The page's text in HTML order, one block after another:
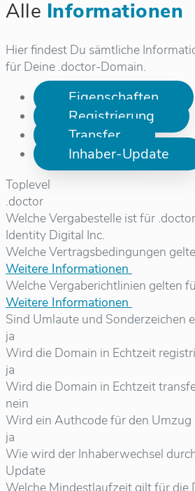
Alle Informationen
Hier findest Du sämtliche
für Deine .doctor-Domain.
Eigenschaften
Registrierung
Transfer
Inhaber-Update
Toplevel
.doctor
Welche Vergabestelle ist für
Identity Digital Inc.
Welche Vertragsbedingungen
Weitere Informationen
Welche Vergaberichtlinien gelten
Weitere Informationen
Sind Umlaute und Sonderzeichen
ja
Wird die Domain in Echtzeit
ja
Wird die Domain in Echtzeit
nein
Wird ein Authcode für den Umzug
ja
Wie wird der Inhaberwechsel
Update
Welche Mindestlaufzeit gilt für die